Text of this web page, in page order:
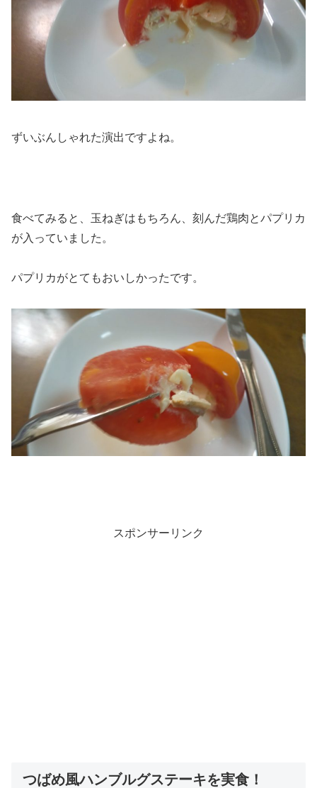
ずいぶんしゃれた演出ですよね。
食べてみると、玉ねぎはもちろん、刻んだ鶏肉とパプリカ
が入っていました。
パプリカがとてもおいしかったです。
スポンサーリンク
つばめ風ハンブルグステーキを実食！